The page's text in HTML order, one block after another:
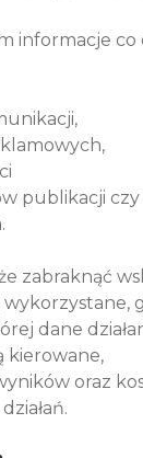
informacje co
publikacji czy
zabraknąć
wykorzystane,
dane
kierowane,
oraz